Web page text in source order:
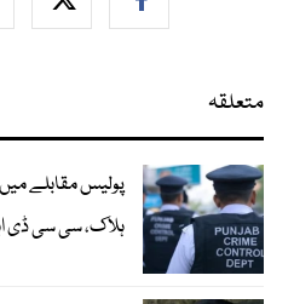
متعلقہ
پولیس مقابلے میں
ہلاک، سی سی ڈی